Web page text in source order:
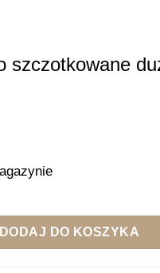
szczotkowane
szczotkowane duże 3 szt.
DODAJ DO KOSZYKA